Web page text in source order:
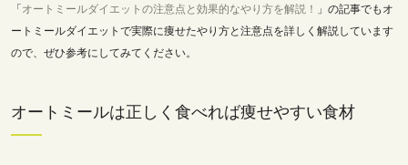
「 オートミールダイエットの注意点と効果的なやり方を解説！
」の記事でもオ
ートミールダイエットで実際に痩せたやり方と注意点を詳しく解説しています
ので、ぜひ参考にしてみてください。
オートミールは正しく食べれば痩せやすい食材